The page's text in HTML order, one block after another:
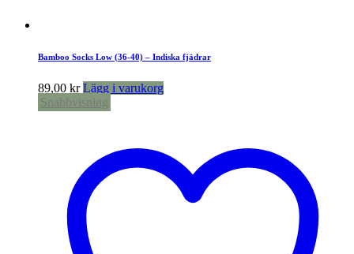
Bamboo Socks Low (36-40) – Indiska fjädrar
89,00 kr Lägg i varukorg
Snabbvisning